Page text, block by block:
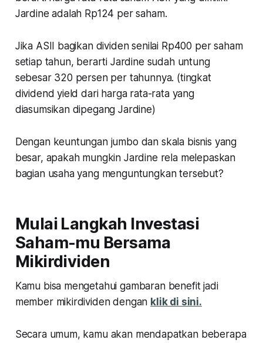
Jardine adalah Rp124 per saham.
Jika ASII bagikan dividen senilai Rp400 per saham
setiap tahun, berarti Jardine sudah untung
sebesar 320 persen per tahunnya. (tingkat
dividend yield dari harga rata-rata yang
diasumsikan dipegang Jardine)
Dengan keuntungan jumbo dan skala bisnis yang
besar, apakah mungkin Jardine rela melepaskan
bagian usaha yang menguntungkan tersebut?
Mulai Langkah Investasi
Saham-mu Bersama
Mikirdividen
Kamu bisa mengetahui gambaran benefit jadi
member mikirdividen dengan klik di sini.
Secara umum, kamu akan mendapatkan beberapa